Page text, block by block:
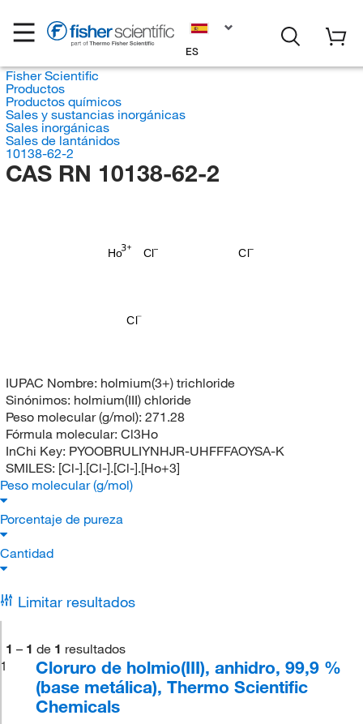
ES
Fisher Scientific
Productos
Productos químicos
Sales y sustancias inorgánicas
Sales inorgánicas
Sales de lantánidos
10138-62-2
CAS RN 10138-62-2
Cl Cl
Cl
Ho
IUPAC Nombre: holmium(3+) trichloride
Sinónimos: holmium(III) chloride
Peso molecular (g/mol): 271.28
Fórmula molecular: Cl3Ho
InChi Key: PYOOBRULIYNHJR-UHFFFAOYSA-K
SMILES: [Cl-].[Cl-].[Cl-].[Ho+3]
Peso molecular (g/mol)
Porcentaje de pureza
Cantidad
Limitar resultados
1 – 1 de 1 resultados
1
Cloruro de holmio(III), anhidro, 99,9 %
(base metálica), Thermo Scientific
Chemicals